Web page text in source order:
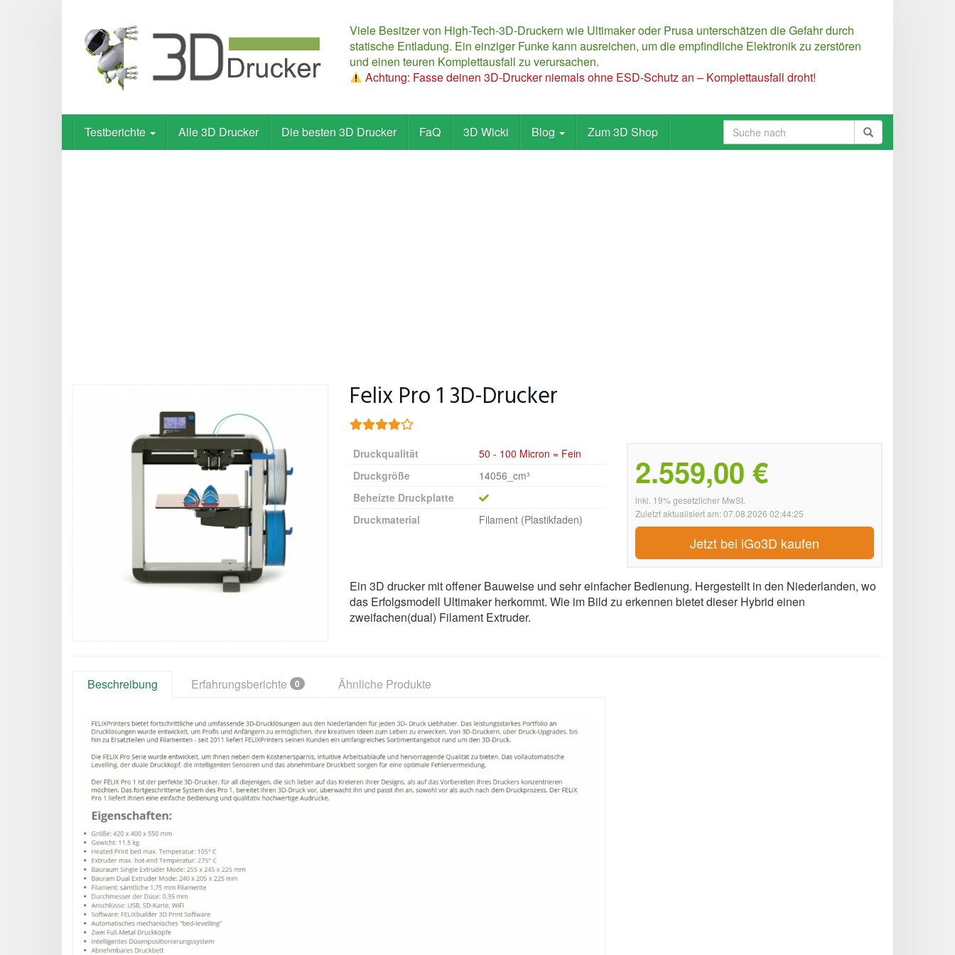
Viele Besitzer von High-Tech-3D-Druckern wie Ultimaker oder Prusa unterschätzen die Gefahr durch
statische Entladung. Ein einziger Funke kann ausreichen, um die empfindliche Elektronik zu zerstören
und einen teuren Komplettausfall zu verursachen.
Achtung: Fasse deinen 3D-Drucker niemals ohne ESD-Schutz an – Komplettausfall droht!
Testberichte Alle 3D Drucker Die besten 3D Drucker FaQ 3D Wicki Blog Zum 3D Shop
Felix Pro 1 3D-Drucker
2.559,00 €
inkl. 19% gesetzlicher MwSt.
Zuletzt aktualisiert am: 07.08.2026 02:44:25
Jetzt bei iGo3D kaufen
Druckqualität
50 - 100 Micron = Fein
Druckgröße
14056_cm³
Beheizte Druckplatte
Druckmaterial
Filament (Plastikfaden)
Ein 3D drucker mit offener Bauweise und sehr einfacher Bedienung. Hergestellt in den Niederlanden, wo
das Erfolgsmodell Ultimaker herkommt. Wie im Bild zu erkennen bietet dieser Hybrid einen
zweifachen(dual) Filament Extruder.
Beschreibung Erfahrungsberichte 0 Ähnliche Produkte